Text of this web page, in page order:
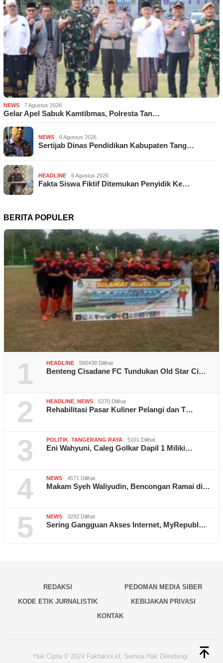
NEWS 7 Agustus 2026
Gelar Apel Sabuk Kamtibmas, Polresta Tan…
NEWS 6 Agustus 2026
Sertijab Dinas Pendidikan Kabupaten Tang…
HEADLINE 6 Agustus 2026
Fakta Siswa Fiktif Ditemukan Penyidik Ke…
BERITA POPULER
1 HEADLINE 560438 Dilihat
Benteng Cisadane FC Tundukan Old Star Ci…
2 HEADLINE NEWS 5270 Dilihat
Rehabilitasi Pasar Kuliner Pelangi dan T…
3 POLITIK TANGERANG RAYA 5101 Dilihat
Eni Wahyuni, Caleg Golkar Dapil 1 Miliki…
4 NEWS 4571 Dilihat
Makam Syeh Waliyudin, Bencongan Ramai di…
5 NEWS 3292 Dilihat
Sering Gangguan Akses Internet, MyRepubl…
REDAKSI
PEDOMAN MEDIA SIBER
KODE ETIK JURNALISTIK
KEBIJAKAN PRIVASI
KONTAK
Hak Cipta © 2024 Faktakini.id, Semua Hak Dilindungi.